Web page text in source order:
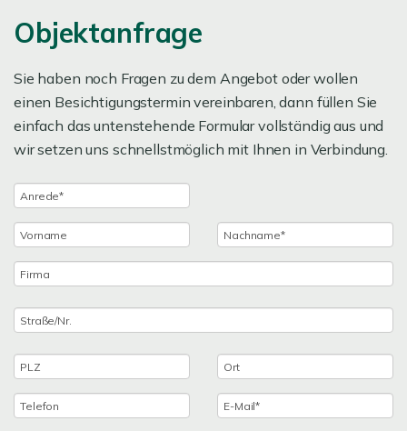
Objektanfrage
Sie haben noch Fragen zu dem Angebot oder wollen
einen Besichtigungstermin vereinbaren, dann füllen Sie
einfach das untenstehende Formular vollständig aus und
wir setzen uns schnellstmöglich mit Ihnen in Verbindung.